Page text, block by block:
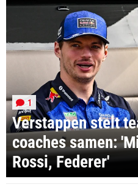
Verstappen stelt
coaches samen:
Rossi, Federer'
1